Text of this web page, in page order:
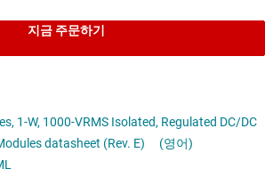
지금 주문하기
1-W, 1000-VRMS Isolated, Regulated DC/DC
datasheet (Rev. E)
(영어)